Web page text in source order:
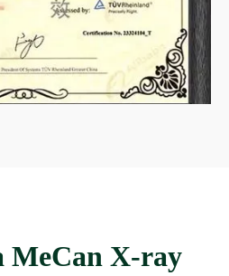
MeCan X-ray